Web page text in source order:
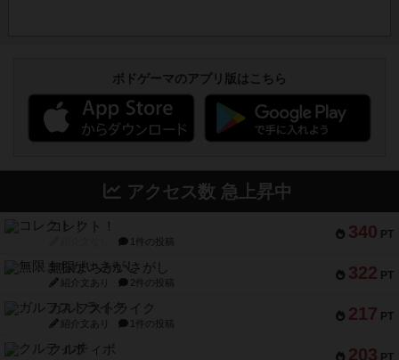
ボドゲーマのアプリ版はこちら
アクセス数 急上昇中
340 PT
コレクト！
1件の投稿
322 PT
無限まちがいさがし
紹介文あり 2件の投稿
217 PT
ガルフストライク
紹介文あり 1件の投稿
203 PT
クルティボ